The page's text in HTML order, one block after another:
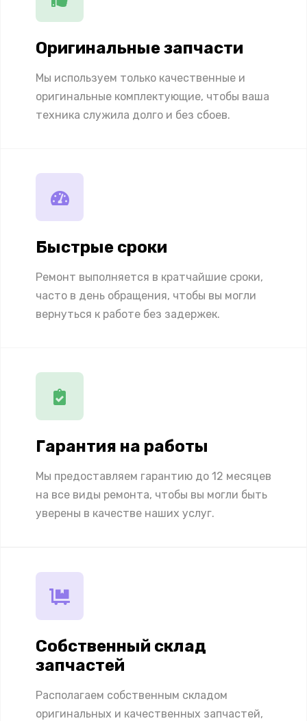
Оригинальные запчасти
Мы используем только качественные и
оригинальные комплектующие, чтобы ваша
техника служила долго и без сбоев.
Быстрые сроки
Ремонт выполняется в кратчайшие сроки,
часто в день обращения, чтобы вы могли
вернуться к работе без задержек.
Гарантия на работы
Мы предоставляем гарантию до 12 месяцев
на все виды ремонта, чтобы вы могли быть
уверены в качестве наших услуг.
Собственный склад
запчастей
Располагаем собственным складом
оригинальных и качественных запчастей,